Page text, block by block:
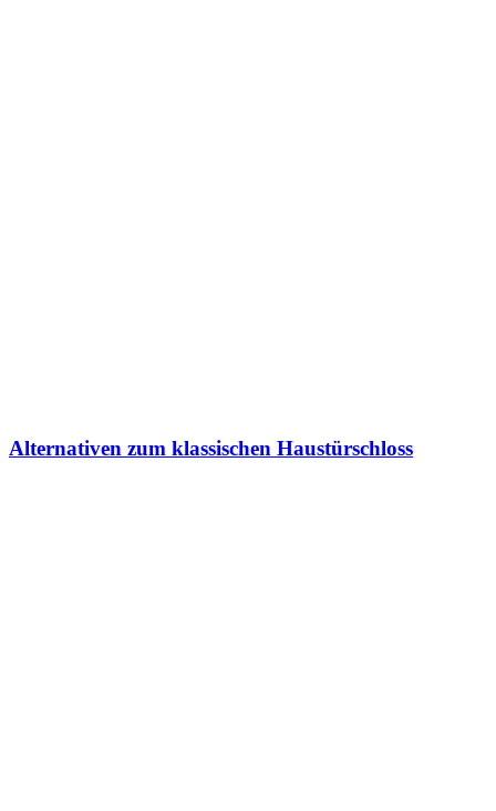
Alternativen zum klassischen Haustürschloss